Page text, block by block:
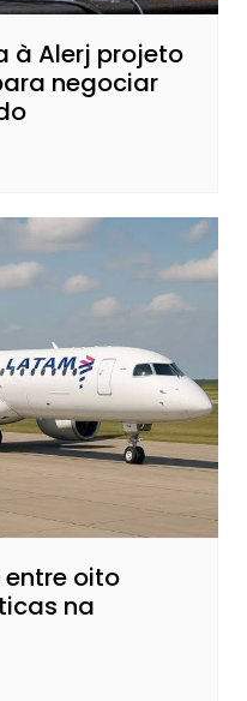
à Alerj projeto
negociar
oito
na